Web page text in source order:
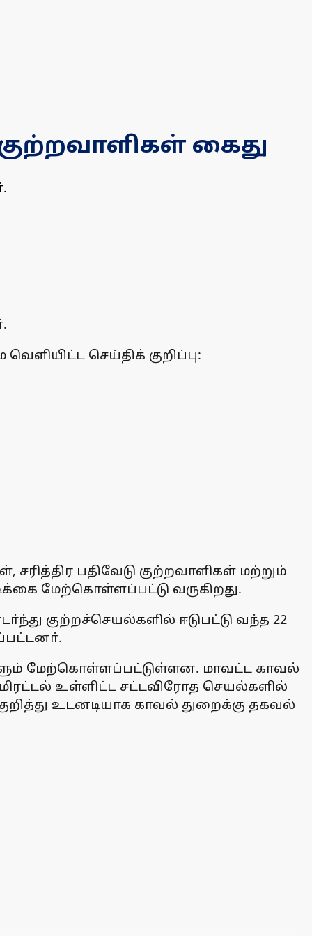
குற்றவாளிகள் கைது
செய்திக் குறிப்பு:
பதிவேடு குற்றவாளிகள் மற்றும்
மேற்கொள்ளப்பட்டு வருகிறது.
குற்றச்செயல்களில் ஈடுபட்டு வந்த 22
மேற்கொள்ளப்பட்டுள்ளன. மாவட்ட காவல்
உள்ளிட்ட சட்டவிரோத செயல்களில்
உடனடியாக காவல் துறைக்கு தகவல்